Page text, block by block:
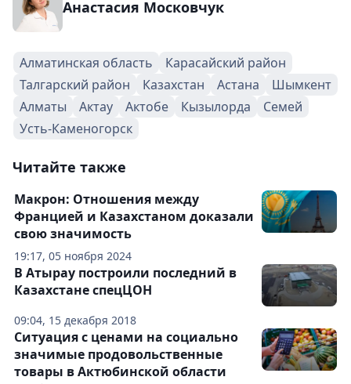
Анастасия Московчук
Алматинская область
Карасайский район
Талгарский район
Казахстан Астана
Шымкент
Алматы
Актау Актобе Кызылорда
Семей
Усть-Каменогорск
Читайте также
19:17, 05 ноября 2024
Макрон: Отношения между
Францией и Казахстаном доказали
свою значимость
09:04, 15 декабря 2018
В Атырау построили последний в
Казахстане спецЦОН
Ситуация с ценами на социально
значимые продовольственные
товары в Актюбинской области